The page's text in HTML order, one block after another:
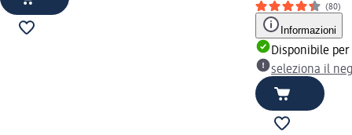
(80)
Informazioni
Disponibile
seleziona il